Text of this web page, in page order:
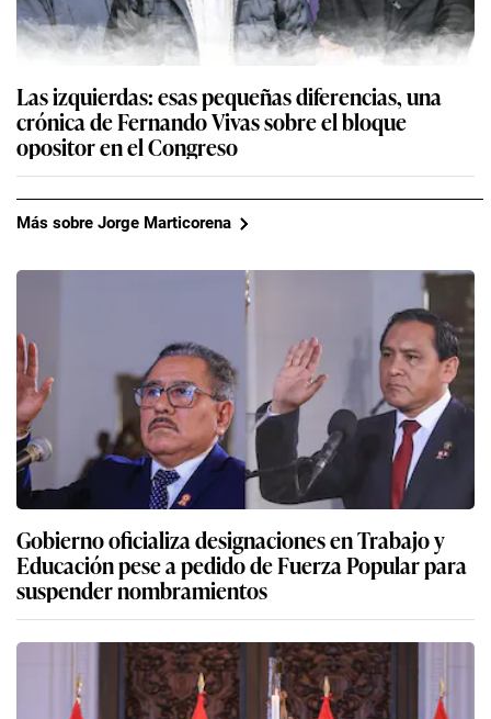
Las izquierdas: esas pequeñas diferencias, una
crónica de Fernando Vivas sobre el bloque
opositor en el Congreso
Más sobre Jorge Marticorena
Gobierno oficializa designaciones en Trabajo y
Educación pese a pedido de Fuerza Popular para
suspender nombramientos